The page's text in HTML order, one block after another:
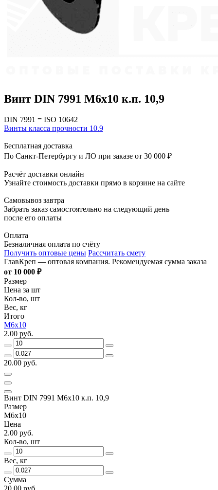
Винт DIN 7991 M6x10 к.п. 10,9
DIN 7991 = ISO 10642
Винты класса прочности 10.9
Бесплатная доставка
По Санкт-Петербургу и ЛО при заказе от 30 000 ₽
Расчёт доставки онлайн
Узнайте стоимость доставки прямо в корзине на сайте
Самовывоз завтра
Забрать заказ самостоятельно на следующий день
после его оплаты
Оплата
Безналичная оплата по счёту
Получить оптовые цены Рассчитать смету
ГлавКреп — оптовая компания. Рекомендуемая сумма заказа
от 10 000 ₽
Размер
Цена за шт
Кол-во, шт
Вес, кг
Итого
M6х10
2.00 руб.
20.00 руб.
Винт DIN 7991 M6x10 к.п. 10,9
Размер
M6х10
Цена
2.00 руб.
Кол-во, шт
Вес, кг
Сумма
20.00 руб.